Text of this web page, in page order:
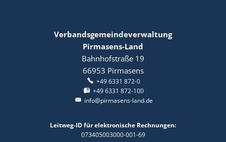
Verbandsgemeindeverwaltung
Pirmasens-Land
Bahnhofstraße 19
66953 Pirmasens
+49 6331 872-0
+49 6331 872-100
info@pirmasens-land.de
Leitweg-ID für elektronische Rechnungen:
073405003000-001-69